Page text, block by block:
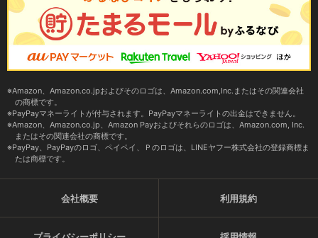
Amazon、Amazon.co.jpおよびそのロゴは、Amazon.com,Inc.またはその関連会社
の商標です。
PayPayマネーライトが付与されます。PayPayマネーライトの出金はできません。
Amazon、Amazon.co.jp、Amazon Payおよびそれらのロゴは、Amazon.com, Inc.
またはその関連会社の商標です。
PayPay、PayPayのロゴ、ペイペイ、Ｐのロゴは、LINEヤフー株式会社の登録商標ま
たは商標です。
会社概要 利用規約